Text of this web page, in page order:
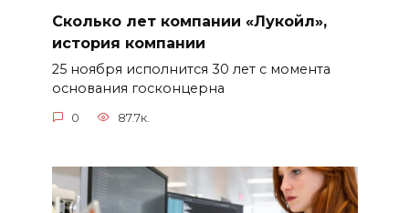
Сколько лет компании «Лукойл»,
история компании
25 ноября исполнится 30 лет с момента
основания госконцерна
0 87.7к.